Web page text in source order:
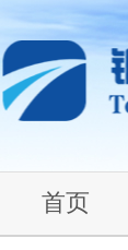
首页